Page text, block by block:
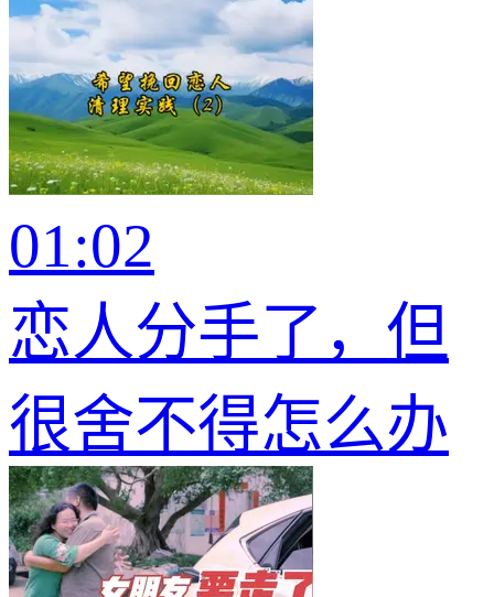
01:02
恋人分手了，但
很舍不得怎么办